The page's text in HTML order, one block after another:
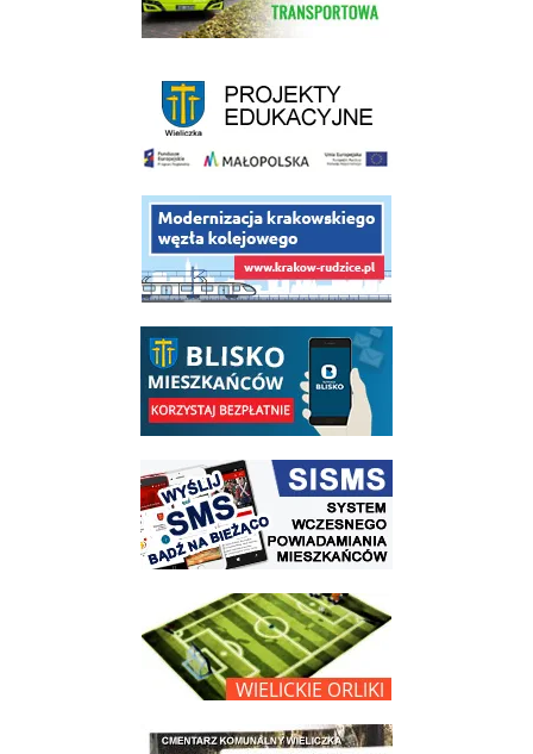
link do opisu projektu budowy linii kolejowej Krakow Rudzice
link do opisu aplikacji - BLISKO, Gmina Wieliczka w aplikacji Blisko
link do strony systemu wczesnego ostrzegania mieszkańców SISMS
link do opisu projektu Wielickie Orliki
link do lokalizatora grobów na wielickim cmentarzu - grobnet